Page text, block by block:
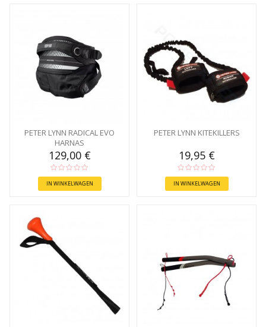
PETER LYNN RADICAL EVO
HARNAS
129,00 €
IN WINKELWAGEN
PETER LYNN KITEKILLERS
19,95 €
IN WINKELWAGEN